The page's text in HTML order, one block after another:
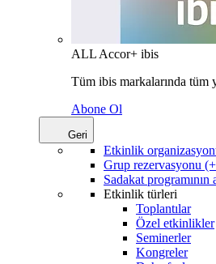
ALL Accor+ ibis
Tüm ibis markalarında tüm
Abone Ol
Geri
Etkinlik
Grup rezervasyonu
Sadakat programının
Etkinlik türleri
Toplantılar
Özel etkinlikler
Seminerler
Kongreler